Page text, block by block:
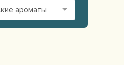
ароматы